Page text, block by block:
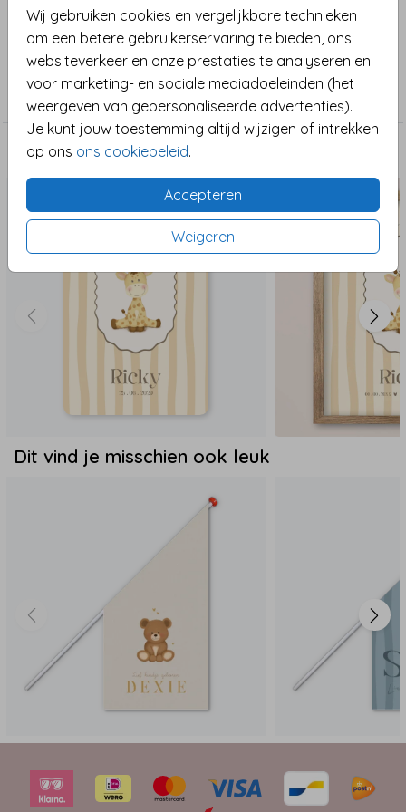
Wij gebruiken cookies en vergelijkbare technieken
om een betere gebruikerservaring te bieden, ons
websiteverkeer en onze prestaties te analyseren en
voor marketing- en sociale mediadoeleinden (het
weergeven van gepersonaliseerde advertenties).
Je kunt jouw toestemming altijd wijzigen of intrekken
op ons ons cookiebeleid.
Accepteren
Weigeren
zorgen voor een stijlvolle en speelse uitstraling.
Perfect om de geboorte feestelijk aan te kondigen!
Deze vlag wordt dubbelzijdig bedrukt. Je kunt zelf
beide kanten naar wens aanpassen. De vlag wordt
gemaakt van een stevig pvc-materiaal en is
weerbestendig. Wel raden we aan de vlag met
onstuimig weer binnen te halen om beschadiging te
voorkomen. LET OP: De vlag wordt zonder
vlaggenstok geleverd. De vlag heeft een lus en een
open zoom aan de bovenzijde waarin je een
vlaggenstok kunt steken.
Toon meer
Collectie
Maak het compleet
Dit vind je misschien ook leuk